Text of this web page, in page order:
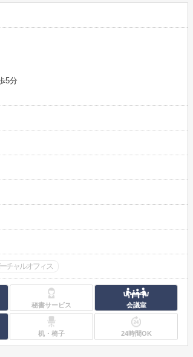
5分
チャルオフィス
秘書サービス 会議室
机・椅子 24時間OK